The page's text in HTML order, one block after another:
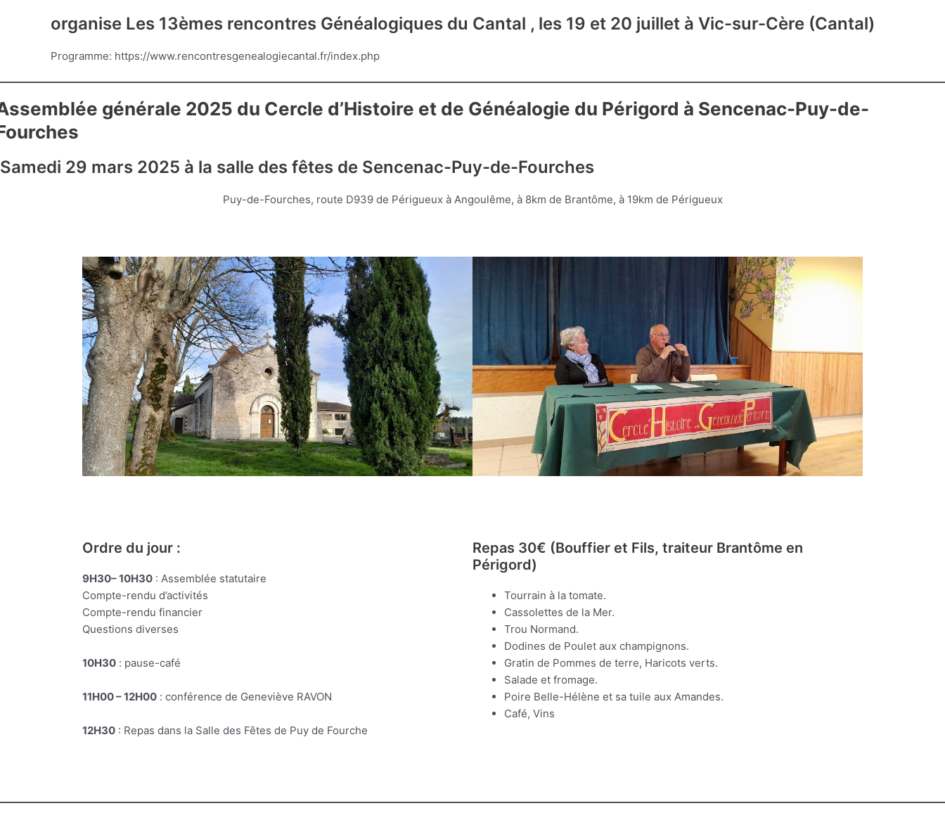
organise Les 13èmes rencontres Généalogiques du Cantal , les 19 et 20 juillet à Vic-sur-Cère (Cantal)
Programme: https://www.rencontresgenealogiecantal.fr/index.php
générale 2025 du Cercle d’Histoire et de Généalogie du Périgord à Sencenac-Puy-de-
Samedi 29 mars 2025 à la salle des fêtes de Sencenac-Puy-de-Fourches
Puy-de-Fourches, route D939 de Périgueux à Angoulême, à 8km de Brantôme, à 19km de Périgueux
Ordre du jour :
9H30– 10H30 : Assemblée statutaire
Compte-rendu d’activités
Compte-rendu financier
Questions diverses
10H30 : pause-café
11H00 – 12H00 : conférence de Geneviève RAVON
12H30 : Repas dans la Salle des Fêtes de Puy de Fourche
Repas 30€ (Bouffier et Fils, traiteur Brantôme en
Périgord)
Tourrain à la tomate.
Cassolettes de la Mer.
Trou Normand.
Dodines de Poulet aux champignons.
Gratin de Pommes de terre, Haricots verts.
Salade et fromage.
Poire Belle-Hélène et sa tuile aux Amandes.
Café, Vins